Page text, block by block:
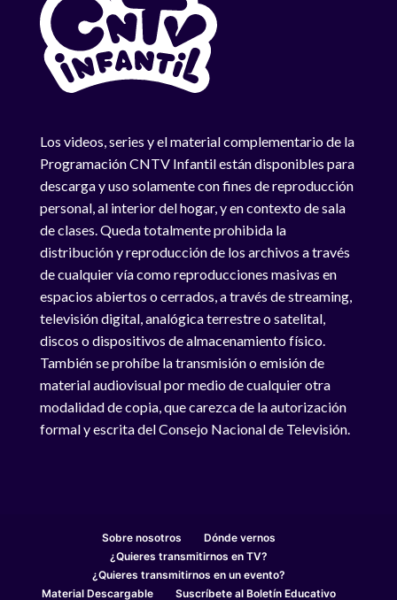
Los videos, series y el material complementario de la
Programación CNTV Infantil están disponibles para
descarga y uso solamente con fines de reproducción
personal, al interior del hogar, y en contexto de sala
de clases. Queda totalmente prohibida la
distribución y reproducción de los archivos a través
de cualquier vía como reproducciones masivas en
espacios abiertos o cerrados, a través de streaming,
televisión digital, analógica terrestre o satelital,
discos o dispositivos de almacenamiento físico.
También se prohíbe la transmisión o emisión de
material audiovisual por medio de cualquier otra
modalidad de copia, que carezca de la autorización
formal y escrita del Consejo Nacional de Televisión.
Sobre nosotros
Dónde vernos
¿Quieres transmitirnos en TV?
¿Quieres transmitirnos en un evento?
Material Descargable
Suscríbete al Boletín Educativo